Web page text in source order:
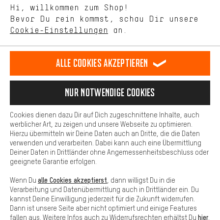
Deutsch
DE english
EN español
ES français
FR
VERTRAG WIDERRUFEN Aachener Community Affiliateprogramm
Datenschutz Allgemeine Geschäftsbedingungen
Hinweisgebersystem Hinweise zur Batterieentsorgung
Cookie-Einstellungen Kontrast ändern
Alle Preise verstehen sich in Euro und exkl. MwSt zuzüglich
Versandkostenfür Lieferung nachUSA.
Hi, willkommen zum Shop!
Bevor Du rein kommst, schau Dir unsere
Cookie-Einstellungen an.
selbst Einfluss auf die Verbesserung unserer Webseite und
unseres Shop-Angebots.
Dein Shopping-Erlebnis wird komfortabler. Mit Komfort-Cookies
stellen wir Verknüpfungen zu Social Media Plattformen her. So
können wir dir weitere nützliche Inhalte und Informationen zur
Verfügung stellen. Zudem hast du die Möglichkeit zusätzliche
Services zu nutzen, die es dir erleichtern die richtigen Produkte zu
finden. Beispielsweise bieten wir eine Chat-Funktion an, damit
Fragen schnell und unkompliziert beantwortet werden können.
Basis
Basis-Cookies gewährleisten, dass Du unsere Webseite
grundsätzlich nutzen kannst.
Alle Cookies akzeptieren
Nur Notwendige Cookies
Cookies dienen dazu Dir auf Dich zugeschnittene Inhalte, auch
werblicher Art, zu zeigen und unsere Webseite zu optimieren.
Hierzu übermitteln wir Deine Daten auch an Dritte, die die Daten
verwenden und verarbeiten. Dabei kann auch eine Übermittlung
Deiner Daten in Drittländer ohne Angemessenheitsbeschluss oder
geeignete Garantie erfolgen.
Wenn Du alle Cookies akzeptierst , dann willigst Du in die
Verarbeitung und Datenübermittlung auch in Drittländer ein. Du
kannst Deine Einwilligung jederzeit für die Zukunft widerrufen.
Dann ist unsere Seite aber nicht optimiert und einige Features
fallen aus. Weitere Infos auch zu Widerrufsrechten erhältst Du hier